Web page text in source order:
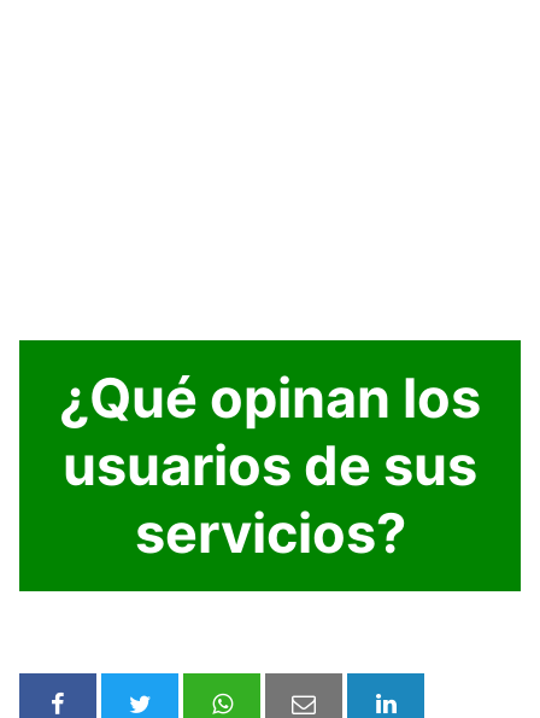
¿Qué opinan los
usuarios de sus
servicios?